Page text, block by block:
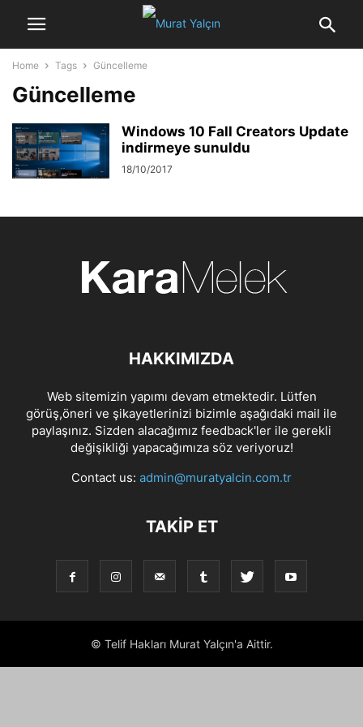
Home Tags Güncelleme
Güncelleme
Windows 10 Fall Creators Update
indirmeye sunuldu
18/10/2017
HAKKIMIZDA
Web sitemizin yapımı devam etmektedir. Lütfen
görüş,öneri ve şikayetlerinizi bizimle aşağıdaki mail ile
paylaşınız. Sizden alacağımız feedback'ler ile gerekli
değişikliği yapacağımıza söz veriyoruz!
Contact us: admin@muratyalcin.com.tr
TAKIP ET
© Telif Hakları Murat Yalçın'a Aittir.